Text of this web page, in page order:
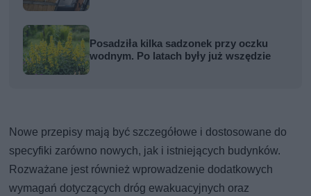
Posadziła kilka sadzonek przy oczku
wodnym. Po latach były już wszędzie
Nowe przepisy mają być szczegółowe i dostosowane do
specyfiki zarówno nowych, jak i istniejących budynków.
Rozważane jest również wprowadzenie dodatkowych
wymagań dotyczących dróg ewakuacyjnych oraz